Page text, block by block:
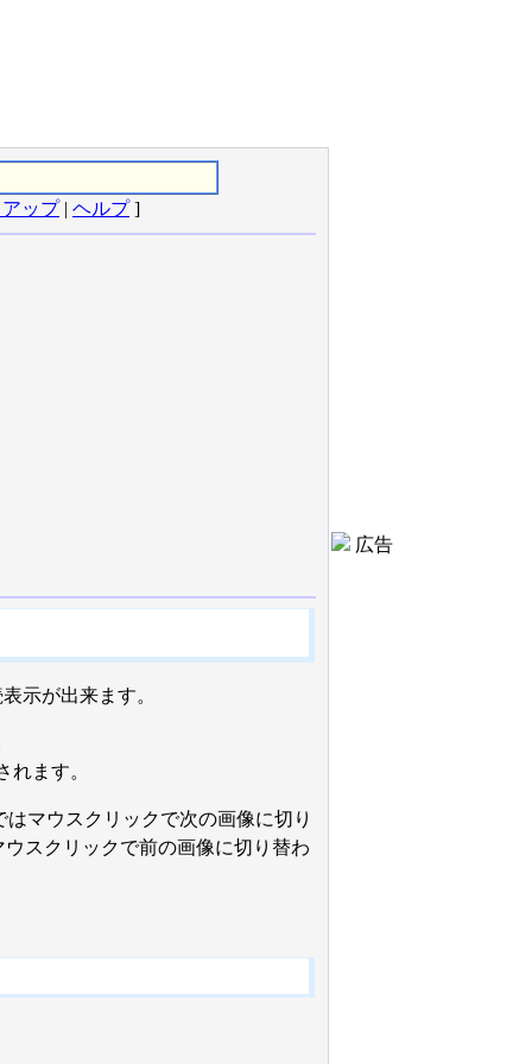
ップ| ヘルプ]
示が出来ます。
ます。
マウスクリックで次の画像に切り
スクリックで前の画像に切り替わ
広告